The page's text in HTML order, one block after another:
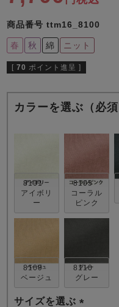
ガールズ上着
ガールズ
売れ筋ランキング
- Item Ranking -
すべてのデザイン
商品番号 ttm16_8100
春 秋 綿 ニット
[ 70 ポイント進呈 ]
カラーを選ぶ（必須
8101
アイボリ
ー
8105
コーラル
ピンク
8109
ベージュ
8110
グレー
サイズを選ぶ